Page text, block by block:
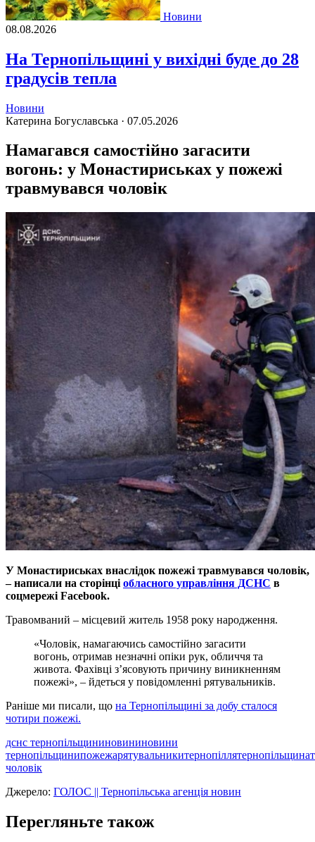
Новини
08.08.2026
На Тернопільщині у вихідні буде до 28
градусів тепла
Новини
Катерина Богуславська · 07.05.2026
Намагався самостійно загасити
вогонь: у Монастириськах у пожежі
травмувався чоловік
У Монастириськах внаслідок пожежі травмувався чоловік,
– написали на сторінці обласного управління ДСНС в
соцмережі Facebook.
Травомваний – місцевий житель 1958 року народження.
«Чоловік, намагаючись самостійно загасити
вогонь, отримав незначні опіки рук, обличчя та
живота. Фахівці з’ясовують причину виникненням
пожежі», – йдеться у повідомленні рятувальників.
Раніше ми писали, що на Тернопільщині за добу сталося
чотири пожежі.
дснс тернопільщининовининовини
тернопільщинипожежарятувальникитернопіллятернопільщина
чоловік
Джерело: ГОЛОС || Тернопільська агенція новин
Перегляньте також